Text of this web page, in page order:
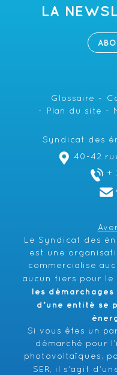
LA
Glossaire
Plan du site
Syndicat des
40-42
+
Le Syndicat des
est une
commercialise
aucun tiers pour le
les
d’une entité se
Si vous êtes un
démarché pour
photovoltaïques,
SER, il s’agit